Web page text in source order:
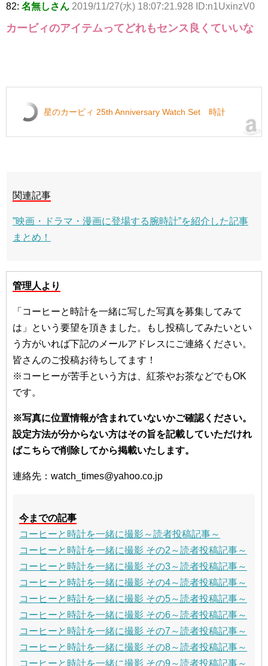
82: 名無しさん 2019/11/27(水) 18:07:21.928 ID:n1UxinzV0
カービィのアイテムってどれもセンス良くていいな
星のカービィ 25th Anniversary Watch Set 時計
関連記事
”映画・ドラマ・漫画に登場する腕時計”を紹介した記事
まとめ！
管理人より
「コーヒーと時計を一緒に写した写真を募集してみて
は」という要望を頂きました。もし投稿してみたいとい
う方がいれば下記のメールアドレスにご連絡ください。
皆さんのご投稿お待ちしてます！
※コーヒーが苦手という方は、紅茶やお茶などでもOK
です。
※写真に位置情報が含まれていないかご確認ください。
設定方法が分からない方はその旨を記載していただけれ
ばこちらで削除してから掲載いたします。
連絡先：watch_times@yahoo.co.jp
今までの記事
コーヒーと時計を一緒に撮影～読者投稿記事～
コーヒーと時計を一緒に撮影 その2～読者投稿記事～
コーヒーと時計を一緒に撮影 その3～読者投稿記事～
コーヒーと時計を一緒に撮影 その4～読者投稿記事～
コーヒーと時計を一緒に撮影 その5～読者投稿記事～
コーヒーと時計を一緒に撮影 その6～読者投稿記事～
コーヒーと時計を一緒に撮影 その7～読者投稿記事～
コーヒーと時計を一緒に撮影 その8～読者投稿記事～
コーヒーと時計を一緒に撮影 その9～読者投稿記事～